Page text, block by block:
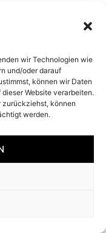
wir Technologien wie
und/oder darauf
können wir Daten
Website verarbeiten.
zurückziehst, können
werden.
Diese
dem
der
und
gerückt.
haben
Unter